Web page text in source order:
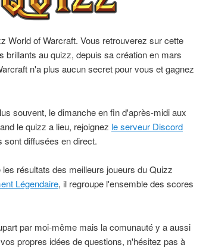
World of Warcraft. Vous retrouverez sur cette
brillants au quizz, depuis sa création en mars
n'a plus aucun secret pour vous et gagnez
souvent, le dimanche en fin d'après-midi aux
le quizz a lieu, rejoignez le serveur Discord
sont diffusées en direct.
résultats des meilleurs joueurs du Quizz
Légendaire, il regroupe l'ensemble des scores
par moi-même mais la comunauté y a aussi
propres idées de questions, n'hésitez pas à